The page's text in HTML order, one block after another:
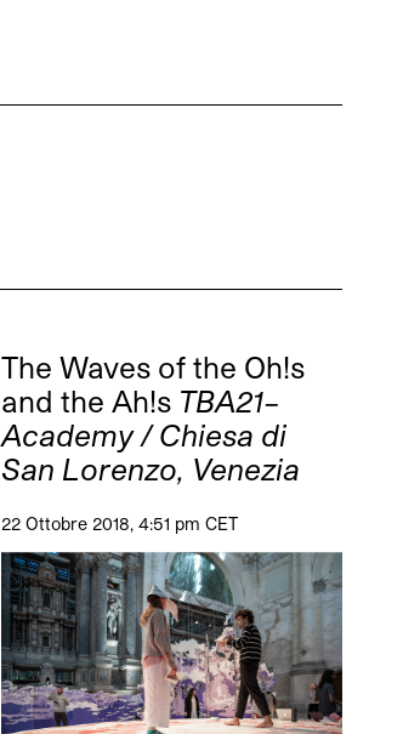
The Waves of the Oh!s
and the Ah!s TBA21–
Academy / Chiesa di
San Lorenzo, Venezia
22 Ottobre 2018, 4:51 pm CET